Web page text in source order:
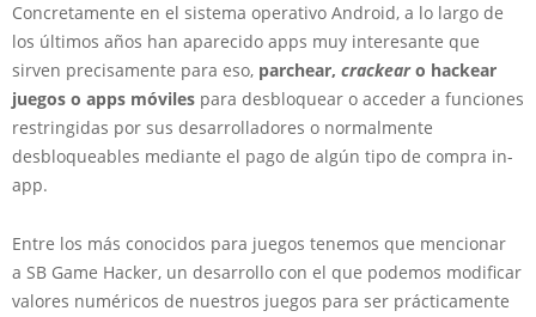
Concretamente en el sistema operativo Android, a lo largo de
los últimos años han aparecido apps muy interesante que
sirven precisamente para eso, parchear, crackearo hackear
juegos o apps móviles para desbloquear o acceder a funciones
restringidas por sus desarrolladores o normalmente
desbloqueables mediante el pago de algún tipo de compra in-
app.
Entre los más conocidos para juegos tenemos que mencionar
a SB Game Hacker, un desarrollo con el que podemos modificar
valores numéricos de nuestros juegos para ser prácticamente